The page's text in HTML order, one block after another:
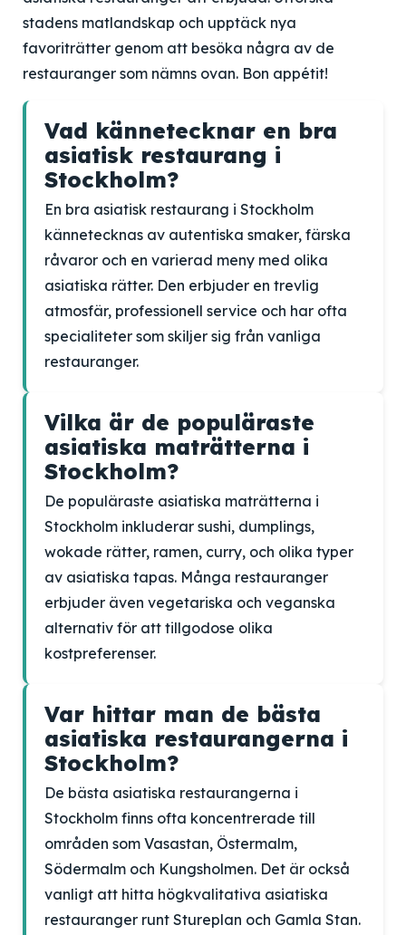
stadens matlandskap och upptäck nya
favoriträtter genom att besöka några av de
restauranger som nämns ovan. Bon appétit!
Vad kännetecknar en bra
asiatisk restaurang i
Stockholm?
En bra asiatisk restaurang i Stockholm
kännetecknas av autentiska smaker, färska
råvaror och en varierad meny med olika
asiatiska rätter. Den erbjuder en trevlig
atmosfär, professionell service och har ofta
specialiteter som skiljer sig från vanliga
restauranger.
Vilka är de populäraste
asiatiska maträtterna i
Stockholm?
De populäraste asiatiska maträtterna i
Stockholm inkluderar sushi, dumplings,
wokade rätter, ramen, curry, och olika typer
av asiatiska tapas. Många restauranger
erbjuder även vegetariska och veganska
alternativ för att tillgodose olika
kostpreferenser.
Var hittar man de bästa
asiatiska restaurangerna i
Stockholm?
De bästa asiatiska restaurangerna i
Stockholm finns ofta koncentrerade till
områden som Vasastan, Östermalm,
Södermalm och Kungsholmen. Det är också
vanligt att hitta högkvalitativa asiatiska
restauranger runt Stureplan och Gamla Stan.